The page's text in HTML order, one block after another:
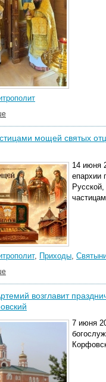
мощей святых
14 июня
епархии
, Приходы,
возглавит
7 июня